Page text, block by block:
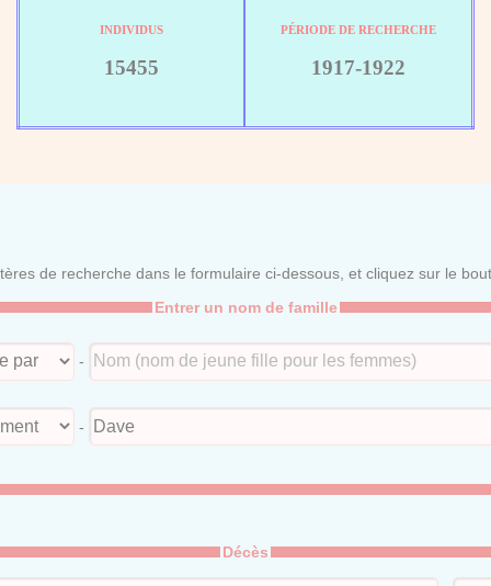
INDIVIDUS
15455
PÉRIODE DE RECHERCHE
1917-1922
de recherche dans le formulaire ci-dessous, et cliquez sur le
Entrer un nom de famille
-
-
Décès